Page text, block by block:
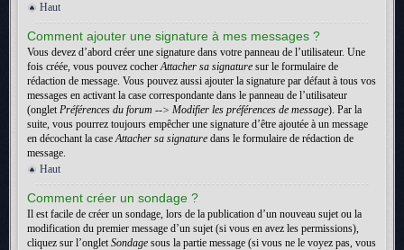
Haut
Comment ajouter une signature à mes messages ?
Vous devez d’abord créer une signature dans votre panneau de l’utilisateur. Une
fois créée, vous pouvez cocherAttacher sa signature sur le formulaire de
rédaction de message. Vous pouvez aussi ajouter la signature par défaut à tous vos
messages en activant la case correspondante dans le panneau de l’utilisateur
(ongletPréférences du forum --> Modifier les préférences de message). Par la
suite, vous pourrez toujours empêcher une signature d’être ajoutée à un message
en décochant la caseAttacher sa signature dans le formulaire de rédaction de
message.
Haut
Comment créer un sondage ?
Il est facile de créer un sondage, lors de la publication d’un nouveau sujet ou la
modification du premier message d’un sujet (si vous en avez les permissions),
cliquez sur l’ongletSondage sous la partie message (si vous ne le voyez pas, vous